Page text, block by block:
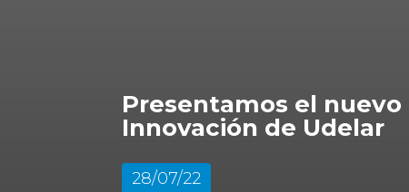
Presentamos el
Innovación de Udelar
28/07/22